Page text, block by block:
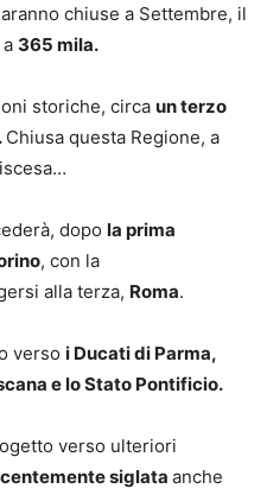
chiuse a Settembre, il
365 mila.
storiche, circa un terzo
Chiusa questa Regione, a
dopo la prima
, con la
alla terza, Roma.
verso i Ducati di Parma,
e lo Stato Pontificio.
verso ulteriori
siglata anche